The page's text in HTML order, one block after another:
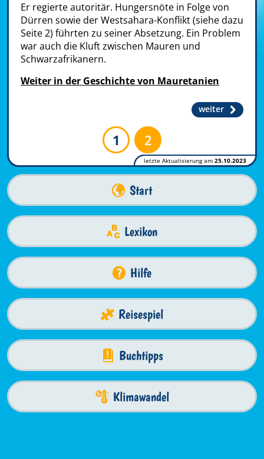
Er regierte autoritär. Hungersnöte in Folge von
Dürren sowie der Westsahara-Konflikt (siehe dazu
Seite 2) führten zu seiner Absetzung. Ein Problem
war auch die Kluft zwischen Mauren und
Schwarzafrikanern.
Weiter in der Geschichte von Mauretanien
weiter
1 2
letzte Aktualisierung am 25.10.2023
Start
Lexikon
Hilfe
Reisespiel
Buchtipps
Klimawandel